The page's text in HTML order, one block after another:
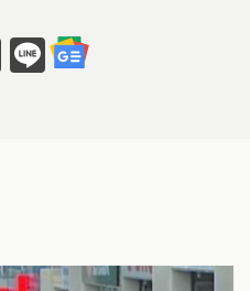
F
a
o
Li
n